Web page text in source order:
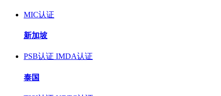
MIC认证
新加坡
PSB认证 IMDA认证
泰国